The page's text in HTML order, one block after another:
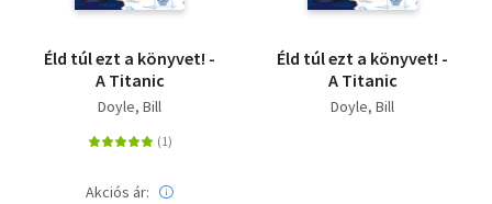
Éld túl ezt a könyvet! -
A Titanic
Doyle, Bill
Akciós ár:
Éld túl ezt a könyvet! -
A Titanic
Doyle, Bill